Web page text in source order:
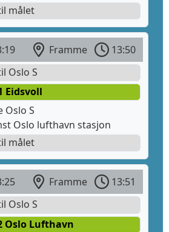
målet
Framme
13:50
Oslo S
Eidsvoll
Oslo S
Oslo lufthavn stasjon
målet
Framme
13:51
Oslo S
Oslo Lufthavn